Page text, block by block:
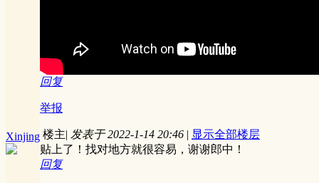
回复
举报
Xinjing 楼主| 发表于 2022-1-14 20:46 | 显示全部楼层
贴上了！找对地方就很容易，谢谢郎中！
回复